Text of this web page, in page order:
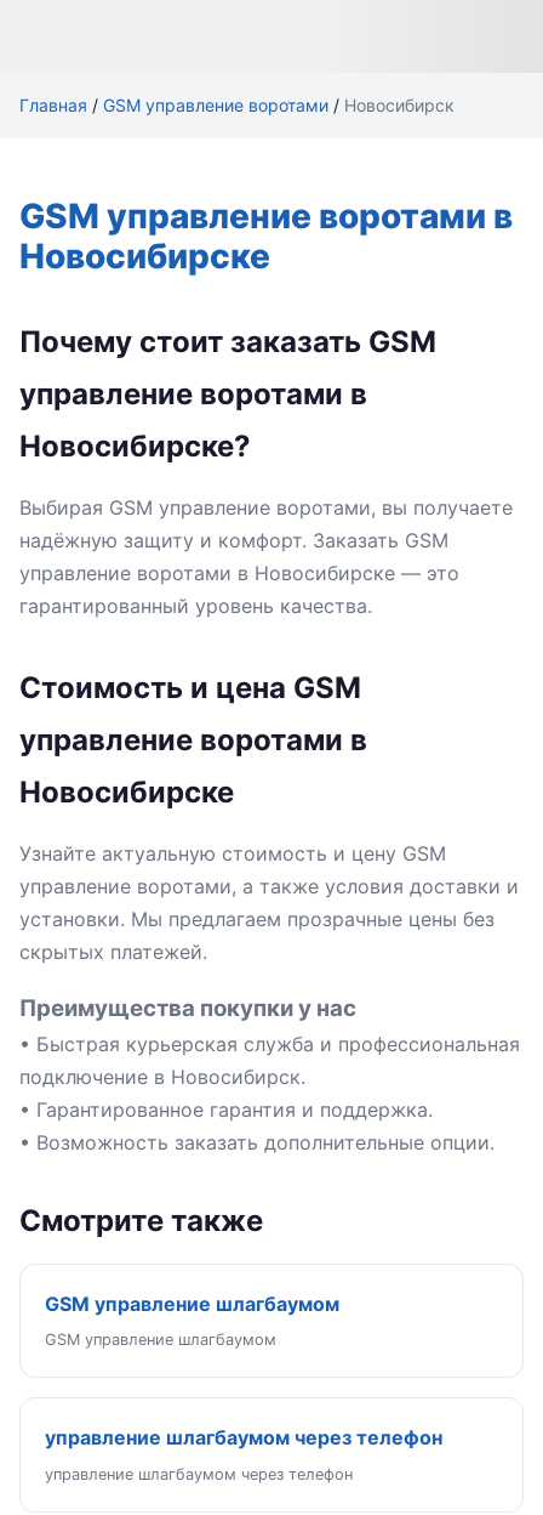
Главная / GSM управление воротами / Новосибирск
GSM управление воротами в
Новосибирске
Почему стоит заказать GSM
управление воротами в
Новосибирске?
Выбирая GSM управление воротами, вы получаете
надёжную защиту и комфорт. Заказать GSM
управление воротами в Новосибирске — это
гарантированный уровень качества.
Стоимость и цена GSM
управление воротами в
Новосибирске
Узнайте актуальную стоимость и цену GSM
управление воротами, а также условия доставки и
установки. Мы предлагаем прозрачные цены без
скрытых платежей.
Преимущества покупки у нас
• Быстрая курьерская служба и профессиональная
подключение в Новосибирск.
• Гарантированное гарантия и поддержка.
• Возможность заказать дополнительные опции.
Смотрите также
GSM управление шлагбаумом
GSM управление шлагбаумом
управление шлагбаумом через телефон
управление шлагбаумом через телефон